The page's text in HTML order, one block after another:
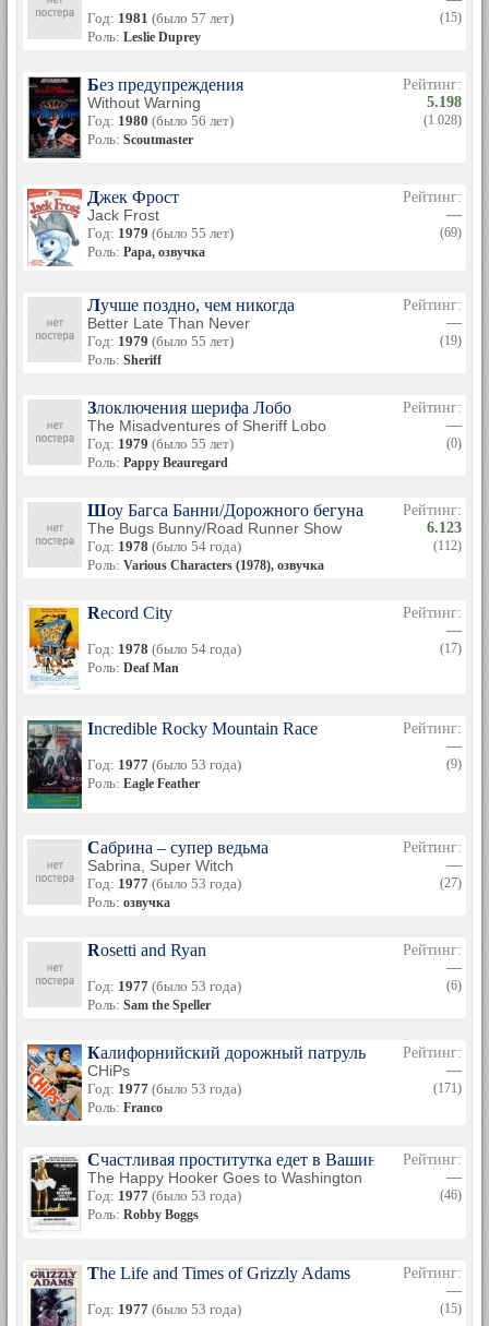
Год: 1981 (было 57 лет)
Роль: Leslie Duprey
(15)
Без предупреждения
Without Warning
Год: 1980 (было 56 лет)
Роль: Scoutmaster
Рейтинг:
5.198
(1 028)
Джек Фрост
Jack Frost
Год: 1979 (было 55 лет)
Роль: Papa, озвучка
Рейтинг:
—
(69)
Лучше поздно, чем никогда
Better Late Than Never
Год: 1979 (было 55 лет)
Роль: Sheriff
Рейтинг:
—
(19)
Злоключения шерифа Лобо
The Misadventures of Sheriff Lobo
Год: 1979 (было 55 лет)
Роль: Pappy Beauregard
Рейтинг:
—
(0)
Шоу Багса Банни/Дорожного бегуна
The Bugs Bunny/Road Runner Show
Год: 1978 (было 54 года)
Роль: Various Characters (1978), озвучка
Рейтинг:
6.123
(112)
Record City
Год: 1978 (было 54 года)
Роль: Deaf Man
Рейтинг:
—
(17)
Incredible Rocky Mountain Race
Год: 1977 (было 53 года)
Роль: Eagle Feather
Рейтинг:
—
(9)
Сабрина – супер ведьма
Sabrina, Super Witch
Год: 1977 (было 53 года)
Роль: озвучка
Рейтинг:
—
(27)
Rosetti and Ryan
Год: 1977 (было 53 года)
Роль: Sam the Speller
Рейтинг:
—
(6)
Калифорнийский дорожный патруль
CHiPs
Год: 1977 (было 53 года)
Роль: Franco
Рейтинг:
—
(171)
Счастливая проститутка едет в Вашингтон
The Happy Hooker Goes to Washington
Год: 1977 (было 53 года)
Роль: Robby Boggs
Рейтинг:
—
(46)
The Life and Times of Grizzly Adams
Год: 1977 (было 53 года)
Рейтинг:
—
(15)